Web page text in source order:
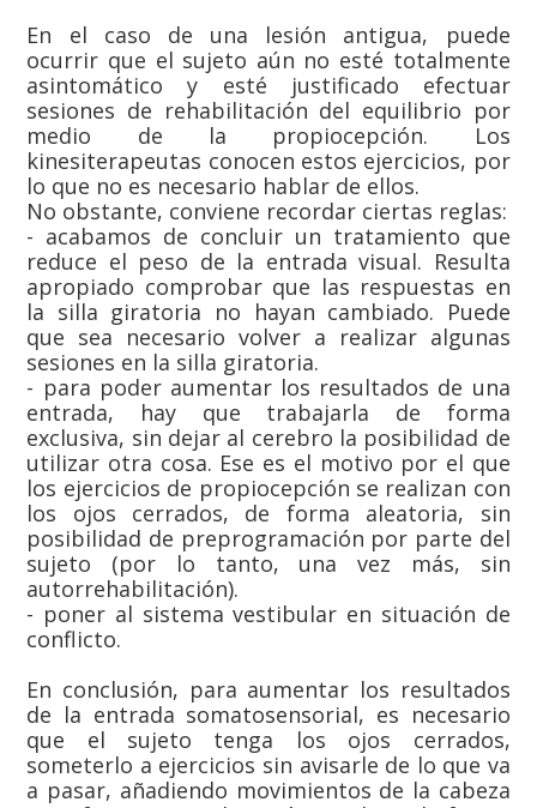
En el caso de una lesión antigua, puede
ocurrir que el sujeto aún no esté totalmente
asintomático y esté justificado efectuar
sesiones de rehabilitación del equilibrio por
medio de la propiocepción. Los
kinesiterapeutas conocen estos ejercicios, por
lo que no es necesario hablar de ellos.
No obstante, conviene recordar ciertas reglas:
- acabamos de concluir un tratamiento que
reduce el peso de la entrada visual. Resulta
apropiado comprobar que las respuestas en
la silla giratoria no hayan cambiado. Puede
que sea necesario volver a realizar algunas
sesiones en la silla giratoria.
- para poder aumentar los resultados de una
entrada, hay que trabajarla de forma
exclusiva, sin dejar al cerebro la posibilidad de
utilizar otra cosa. Ese es el motivo por el que
los ejercicios de propiocepción se realizan con
los ojos cerrados, de forma aleatoria, sin
posibilidad de preprogramación por parte del
sujeto (por lo tanto, una vez más, sin
autorrehabilitación).
- poner al sistema vestibular en situación de
conflicto.
En conclusión, para aumentar los resultados
de la entrada somatosensorial, es necesario
que el sujeto tenga los ojos cerrados,
someterlo a ejercicios sin avisarle de lo que va
a pasar, añadiendo movimientos de la cabeza